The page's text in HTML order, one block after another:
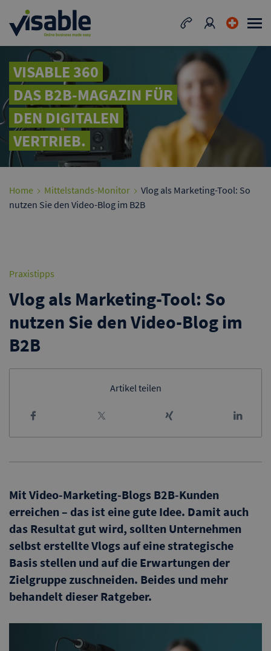
VISABLE 360
DAS B2B-MAGAZIN FÜR
DEN DIGITALEN
VERTRIEB.
Home Mittelstands-Monitor
Vlog als Marketing-Tool: So
nutzen Sie den Video-Blog im B2B
Praxistipps
Vlog als Marketing-Tool: So
nutzen Sie den Video-Blog im
B2B
Artikel teilen
Mit Video-Marketing-Blogs B2B-Kunden
erreichen – das ist eine gute Idee. Damit auch
das Resultat gut wird, sollten Unternehmen
selbst erstellte Vlogs auf eine strategische
Basis stellen und auf die Erwartungen der
Zielgruppe zuschneiden. Beides und mehr
behandelt dieser Ratgeber.